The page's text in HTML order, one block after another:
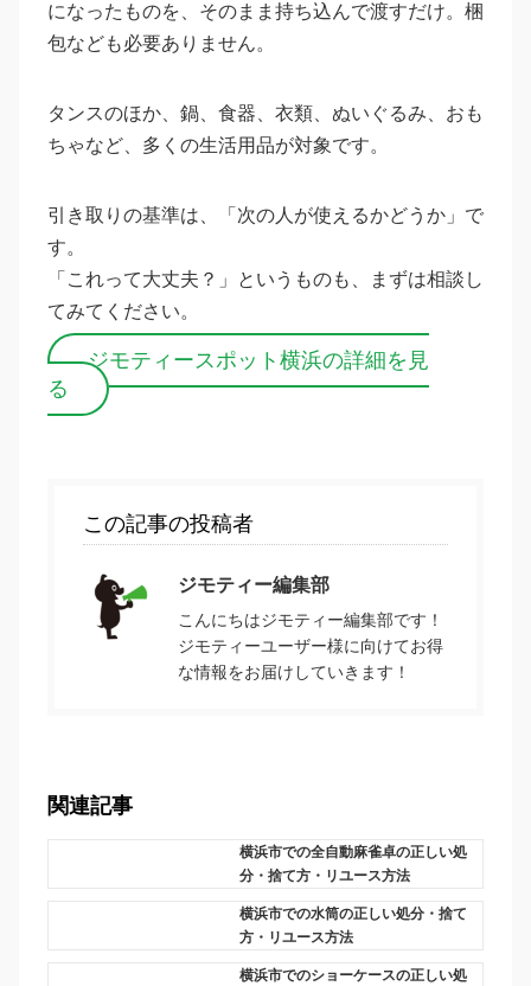
になったものを、そのまま持ち込んで渡すだけ。梱
包なども必要ありません。
タンスのほか、鍋、食器、衣類、ぬいぐるみ、おも
ちゃなど、多くの生活用品が対象です。
引き取りの基準は、「次の人が使えるかどうか」で
す。
「これって大丈夫？」というものも、まずは相談し
てみてください。
ジモティースポット横浜の詳細を見
る
この記事の投稿者
ジモティー編集部
こんにちはジモティー編集部です！
ジモティーユーザー様に向けてお得
な情報をお届けしていきます！
関連記事
横浜市での全自動麻雀卓の正しい処
分・捨て方・リユース方法
横浜市での水筒の正しい処分・捨て
方・リユース方法
横浜市でのショーケースの正しい処